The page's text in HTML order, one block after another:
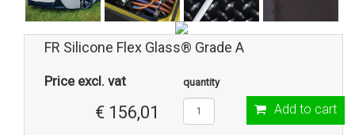
FR Silicone Flex Glass® Grade A
Price excl. vat
€ 156,01
quantity
Add to cart